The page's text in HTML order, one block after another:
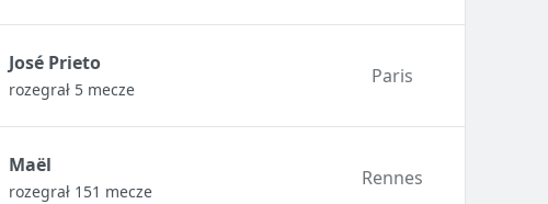
José Prieto
rozegrał 5 mecze
Paris
Maël
rozegrał 151 mecze
Rennes